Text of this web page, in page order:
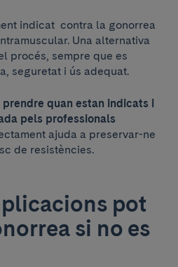
indicat contra la gonorrea
Una alternativa
procés, sempre que es
seguretat i ús adequat.
prendre quan estan indicats i
pels professionals
ajuda a preservar-ne
de resistències.
pot
si no es